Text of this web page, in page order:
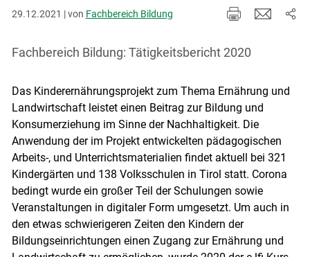
Skip to main content
29.12.2021 | von Fachbereich Bildung
Fachbereich Bildung: Tätigkeitsbericht 2020
Das Kinderernährungsprojekt zum Thema Ernährung und
Landwirtschaft leistet einen Beitrag zur Bildung und
Konsumerziehung im Sinne der Nachhaltigkeit. Die
Anwendung der im Projekt entwickelten pädagogischen
Arbeits-, und Unterrichtsmaterialien findet aktuell bei 321
Kindergärten und 138 Volksschulen in Tirol statt. Corona
bedingt wurde ein großer Teil der Schulungen sowie
Veranstaltungen in digitaler Form umgesetzt. Um auch in
den etwas schwierigeren Zeiten den Kindern der
Bildungseinrichtungen einen Zugang zur Ernährung und